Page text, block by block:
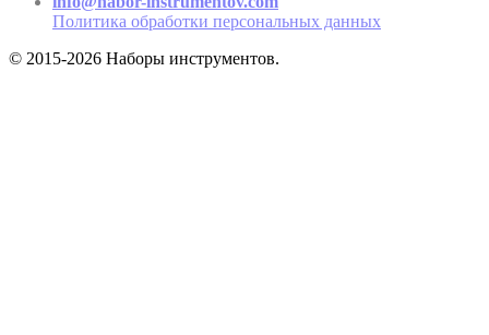
Политика обработки персональных данных
© 2015-2026 Наборы инструментов.